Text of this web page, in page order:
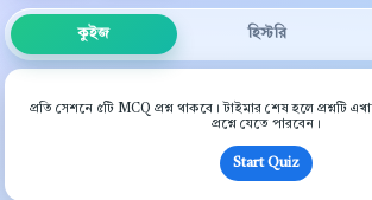
কুইজ হিস্টরি
প্রতি সেশনে ৫টি MCQ প্রশ্ন থাকবে। টাইমার শেষ হলে প্রশ্নটি
প্রশ্নে যেতে পারবেন।
Start Quiz